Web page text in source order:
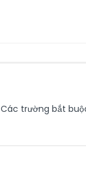
Các trường bắt